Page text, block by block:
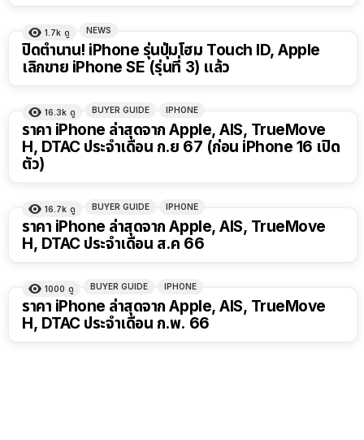
1.7k ดู NEWS
ปิดตำนาน! iPhone รุ่นปุ่มโฮม Touch ID, Apple
เลิกขาย iPhone SE (รุ่นที่ 3) แล้ว
16.3k ดู BUYER GUIDE IPHONE
ราคา iPhone ล่าสุดจาก Apple, AIS, TrueMove
H, DTAC ประจำเดือน ก.ย 67 (ก่อน iPhone 16 เปิด
ตัว)
16.7k ดู BUYER GUIDE IPHONE
ราคา iPhone ล่าสุดจาก Apple, AIS, TrueMove
H, DTAC ประจำเดือน ส.ค 66
1000 ดู BUYER GUIDE IPHONE
ราคา iPhone ล่าสุดจาก Apple, AIS, TrueMove
H, DTAC ประจำเดือน ก.พ. 66